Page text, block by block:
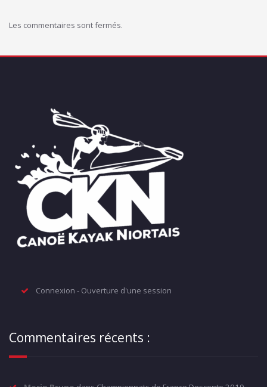
Les commentaires sont fermés.
Connexion - Ouverture d'une session
Commentaires récents :